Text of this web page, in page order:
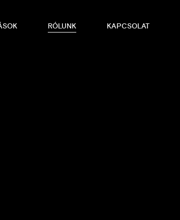
RÓLUNK KAPCSOLAT